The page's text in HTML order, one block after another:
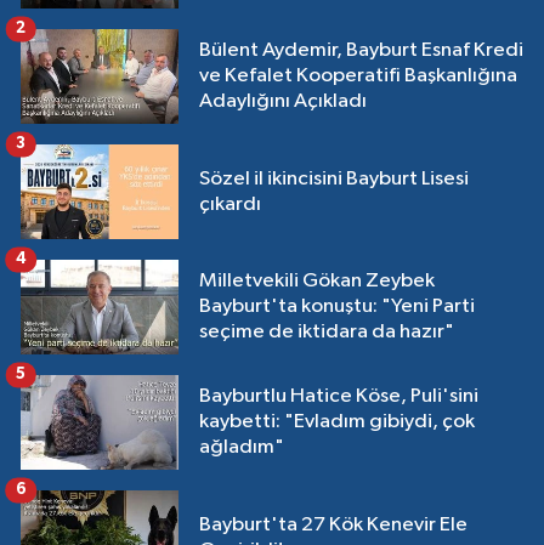
Bülent Aydemir, Bayburt Esnaf Kredi
ve Kefalet Kooperatifi Başkanlığına
Adaylığını Açıkladı
2
Sözel il ikincisini Bayburt Lisesi
çıkardı
3
Milletvekili Gökan Zeybek
Bayburt'ta konuştu: "Yeni Parti
seçime de iktidara da hazır"
4
Bayburtlu Hatice Köse, Puli'sini
kaybetti: "Evladım gibiydi, çok
ağladım"
5
Bayburt'ta 27 Kök Kenevir Ele
6